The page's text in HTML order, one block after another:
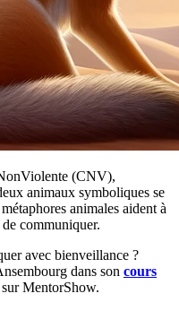
(CNV),
animaux symboliques se
animales aident à
communiquer.
avec bienveillance ?
dans son cours
sur MentorShow.